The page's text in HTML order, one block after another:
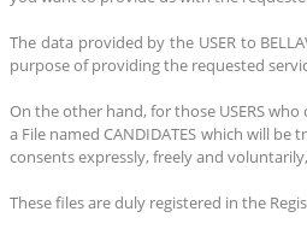
The data provided by the USER to
purpose of providing the requested
On the other hand, for those USERS
a File named CANDIDATES which will
consents expressly, freely and
These files are duly registered in the